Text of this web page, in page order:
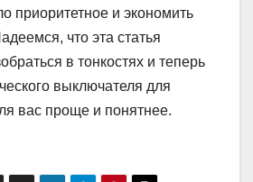
приоритетное и экономить
что эта статья
в тонкостях и теперь
выключателя для
вас проще и понятнее.